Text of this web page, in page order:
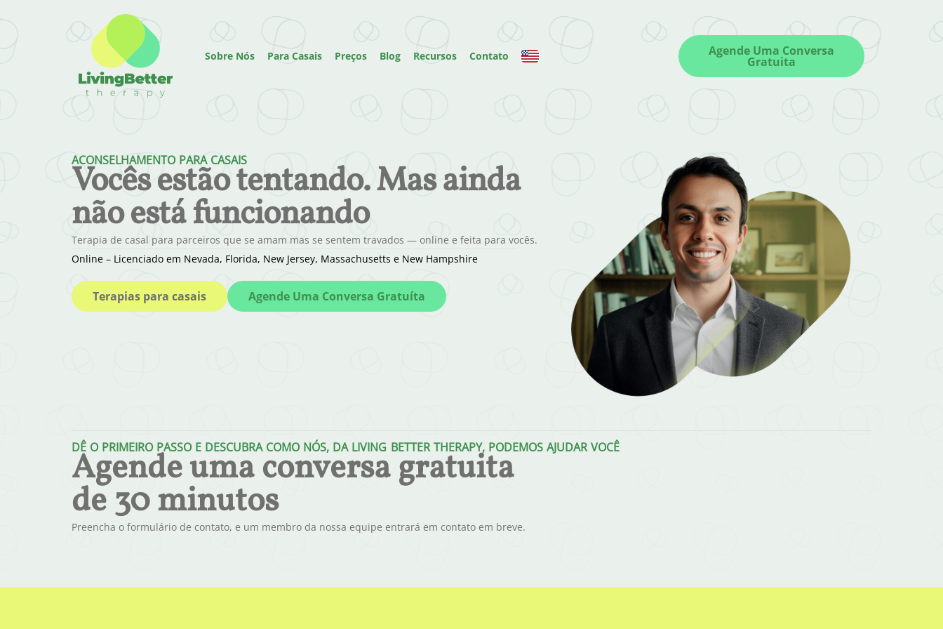
Sobre Nós Para Casais Preços Blog Recursos Contato Agende Uma Conversa
Gratuita
ACONSELHAMENTO PARA CASAIS
Vocês estão tentando. Mas ainda
não está funcionando
Terapia de casal para parceiros que se amam mas se sentem travados — online e feita para vocês.
Online – Licenciado em Nevada, Florida, New Jersey, Massachusetts e New Hampshire
Terapias para casais Agende Uma Conversa Gratuíta
DÊ O PRIMEIRO PASSO E DESCUBRA COMO NÓS, DA LIVING BETTER THERAPY, PODEMOS AJUDAR VOCÊ
Agende uma conversa gratuita
de 30 minutos
Preencha o formulário de contato, e um membro da nossa equipe entrará em contato em breve.